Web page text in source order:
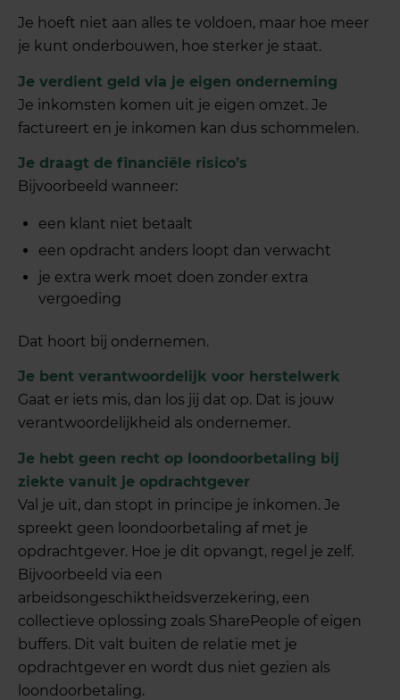
Je hoeft niet aan alles te voldoen, maar hoe meer
je kunt onderbouwen, hoe sterker je staat.
Je verdient geld via je eigen onderneming
Je inkomsten komen uit je eigen omzet. Je
factureert en je inkomen kan dus schommelen.
Je draagt de financiële risico’s
Bijvoorbeeld wanneer:
een klant niet betaalt
een opdracht anders loopt dan verwacht
je extra werk moet doen zonder extra
vergoeding
Dat hoort bij ondernemen.
Je bent verantwoordelijk voor herstelwerk
Gaat er iets mis, dan los jij dat op. Dat is jouw
verantwoordelijkheid als ondernemer.
Je hebt geen recht op loondoorbetaling bij
ziekte vanuit je opdrachtgever
Val je uit, dan stopt in principe je inkomen. Je
spreekt geen loondoorbetaling af met je
opdrachtgever. Hoe je dit opvangt, regel je zelf.
Bijvoorbeeld via een
arbeidsongeschiktheidsverzekering, een
collectieve oplossing zoals SharePeople of eigen
buffers. Dit valt buiten de relatie met je
opdrachtgever en wordt dus niet gezien als
loondoorbetaling.